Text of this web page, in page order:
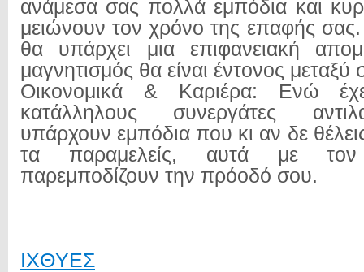
ανάμεσα σας πολλά εμπόδια και
μειώνουν τον χρόνο της επαφής
θα υπάρχει μια επιφανειακή
μαγνητισμός θα είναι έντονος μεταξύ
Οικονομικά & Καριέρα: Ενώ
κατάλληλους συνεργάτες
υπάρχουν εμπόδια που κι αν δε
τα παραμελείς, αυτά με
παρεμποδίζουν την πρόοδό σου.
ΙΧΘYΕΣ